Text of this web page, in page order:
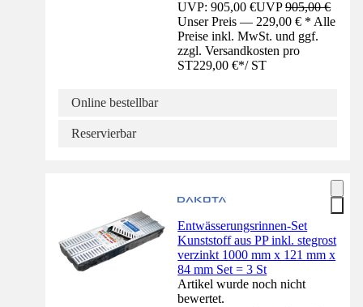
UVP: 905,00 €UVP905,00 €
Unser Preis — 229,00 € * Alle
Preise inkl. MwSt. und ggf.
zzgl. Versandkosten pro
ST229,00 €*/ ST
Online bestellbar
Reservierbar
Entwässerungsrinnen-Set
Kunststoff aus PP inkl. stegrost
verzinkt 1000 mm x 121 mm x
84 mm Set = 3 St
Artikel wurde noch nicht
bewertet.